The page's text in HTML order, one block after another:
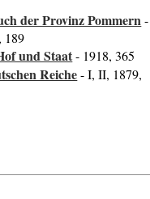
der Provinz Pommern-
189
und Staat- 1918, 365
Reiche- I, II, 1879,